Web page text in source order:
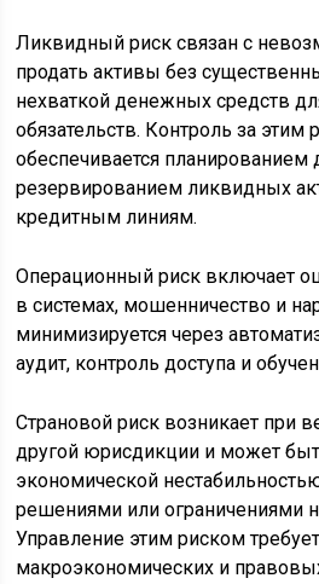
Ликвидный риск связан с
продать активы без
нехваткой денежных средств
обязательств. Контроль за этим
обеспечивается
резервированием ликвидных
кредитным линиям.
Операционный риск включает
в системах, мошенничество и
минимизируется через
аудит, контроль доступа и
Страновой риск возникает при
другой юрисдикции и может
экономической
решениями или ограничениями
Управление этим риском
макроэкономических и